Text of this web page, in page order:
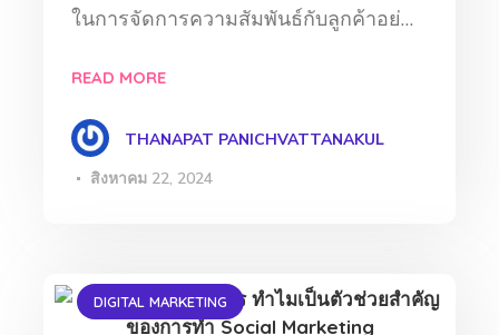
ในการจัดการความสัมพันธ์กับลูกค้าอย่…
READ MORE
THANAPAT PANICHVATTANAKUL
สิงหาคม 22, 2024
DIGITAL MARKETING